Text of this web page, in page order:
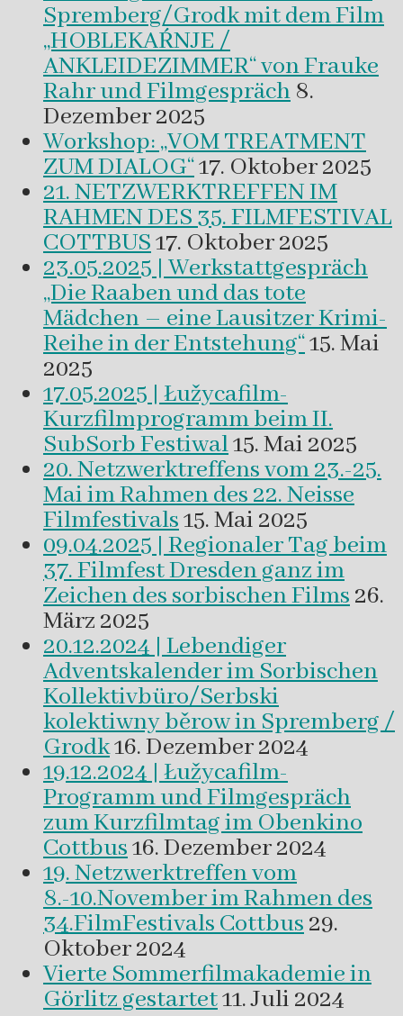
Spremberg/Grodk mit dem Film
„HOBLEKAŔNJE /
ANKLEIDEZIMMER“ von Frauke
Rahr und Filmgespräch 8.
Dezember 2025
Workshop: „VOM TREATMENT
ZUM DIALOG“17. Oktober 2025
21. NETZWERKTREFFEN IM
RAHMEN DES 35. FILMFESTIVAL
COTTBUS17. Oktober 2025
23.05.2025 | Werkstattgespräch
„Die Raaben und das tote
Mädchen – eine Lausitzer Krimi-
Reihe in der Entstehung“15. Mai
2025
17.05.2025 | Łužycafilm-
Kurzfilmprogramm beim II.
SubSorb Festiwal15. Mai 2025
20. Netzwerktreffens vom 23.-25.
Mai im Rahmen des 22. Neisse
Filmfestivals15. Mai 2025
09.04.2025 | Regionaler Tag beim
37. Filmfest Dresden ganz im
Zeichen des sorbischen Films26.
März 2025
20.12.2024 | Lebendiger
Adventskalender im Sorbischen
Kollektivbüro/Serbski
kolektiwny běrow in Spremberg /
Grodk16. Dezember 2024
19.12.2024 | Łužycafilm-
Programm und Filmgespräch
zum Kurzfilmtag im Obenkino
Cottbus16. Dezember 2024
19. Netzwerktreffen vom
8.-10.November im Rahmen des
34.FilmFestivals Cottbus29.
Oktober 2024
Vierte Sommerfilmakademie in
Görlitz gestartet11. Juli 2024